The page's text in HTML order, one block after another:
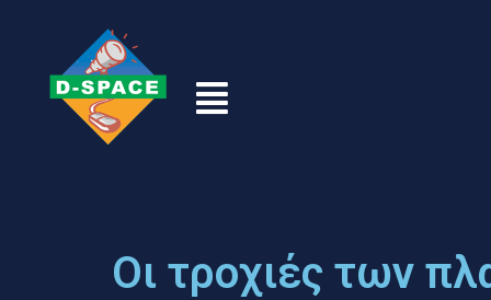
Οι τροχιές των